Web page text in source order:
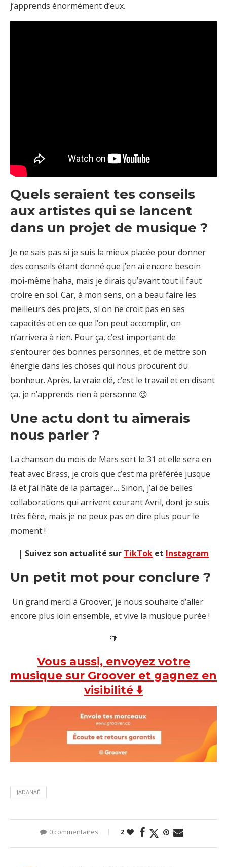
j’apprends énormément d’eux.
Quels seraient tes conseils
aux artistes qui se lancent
dans un projet de musique ?
Je ne sais pas si je suis la mieux placée pour donner
des conseils étant donné que j’en ai encore besoin
moi-même haha, mais je dirais qu’avant tout il faut
croire en soi. Car, à mon sens, on a beau faire les
meilleurs des projets, si on ne croit pas en ses
capacités et en ce que l’on peut accomplir, on
n’arrivera à rien. Pour ça, c’est important de
s’entourer des bonnes personnes, et de mettre son
énergie dans les choses qui nous procurent du
bonheur. Après, la vraie clé, c’est le travail et en disant
ça, je n’apprends rien à personne 😉
Une actu dont tu aimerais
nous parler ?
La chanson du mois de Mars sort le 31 et elle sera en
feat avec Brass, je crois que c’est ma préférée jusque
là et j’ai hâte de la partager… Sinon, j’ai de belles
collaborations qui arrivent courant Avril, dont je suis
très fière, mais je ne peux pas en dire plus pour le
moment !
| Suivez son actualité sur TikTok et Instagram
Un petit mot pour conclure ?
Un grand merci à Groover, je nous souhaite d’aller
encore plus loin ensemble, et vive la musique purée !
🧡
Vous aussi, envoyez votre
musique sur Groover et gagnez en
visibilité ⬇️
JADANAË
0 commentaires 2